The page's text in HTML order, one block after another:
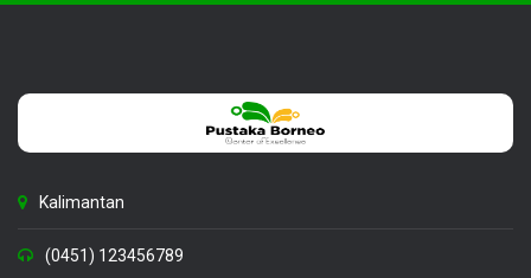
Kalimantan
(0451) 123456789